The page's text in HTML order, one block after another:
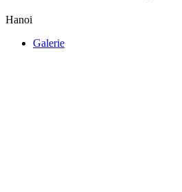
Hanoi
Galerie